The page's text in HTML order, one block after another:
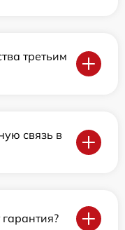
третьим
связь в